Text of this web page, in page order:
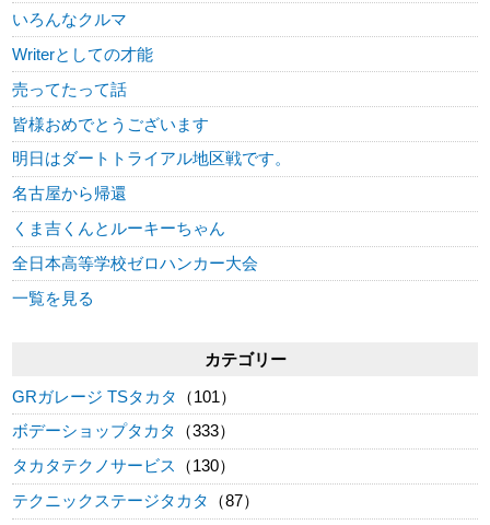
いろんなクルマ
Writerとしての才能
売ってたって話
皆様おめでとうございます
明日はダートトライアル地区戦です。
名古屋から帰還
くま吉くんとルーキーちゃん
全日本高等学校ゼロハンカー大会
一覧を見る
カテゴリー
GRガレージ TSタカタ
（101）
ボデーショップタカタ
（333）
タカタテクノサービス
（130）
テクニックステージタカタ
（87）